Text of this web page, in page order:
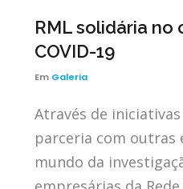
RML solidária no
COVID-19
Em Galeria
Através de
parceria com outras
mundo da